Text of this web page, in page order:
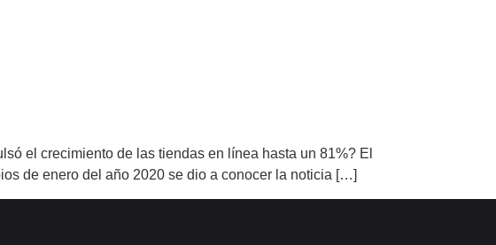
el crecimiento de las tiendas en línea hasta un 81%? El
de enero del año 2020 se dio a conocer la noticia […]